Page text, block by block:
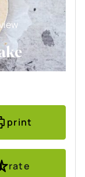
print
rate